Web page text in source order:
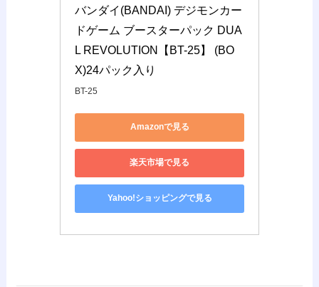
バンダイ(BANDAI) デジモンカー
ドゲーム ブースターパック DUA
L REVOLUTION【BT-25】 (BO
X)24パック入り
BT-25
Amazonで見る
楽天市場で見る
Yahoo!ショッピングで見る